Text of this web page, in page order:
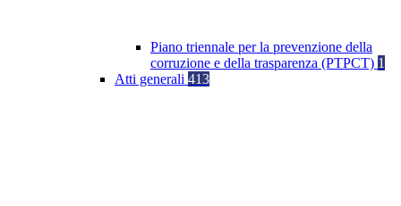
Piano triennale per la prevenzione della
corruzione e della trasparenza (PTPCT) 1
Atti generali 413